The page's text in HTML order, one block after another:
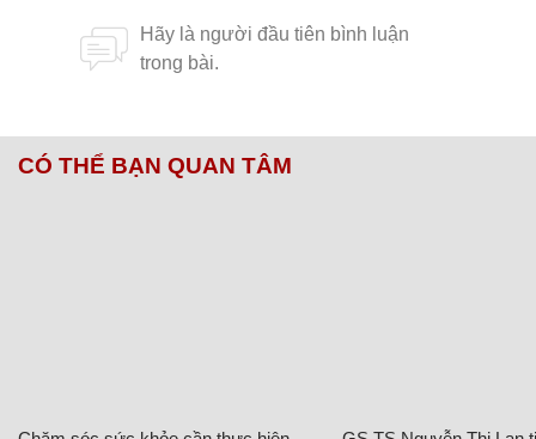
CÓ THỂ BẠN QUAN TÂM